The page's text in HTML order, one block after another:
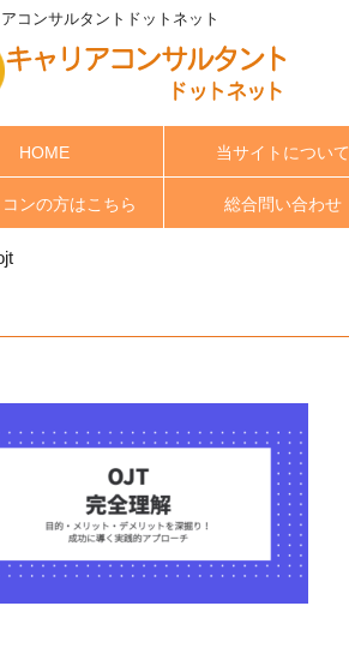
コンサルタントドットネット
HOME 当サイトについて
ンの方はこちら 総合問い合わせ